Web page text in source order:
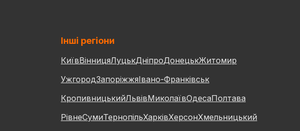
Інші регіони
КиївВінницяЛуцькДніпроДонецькЖитомир
УжгородЗапоріжжяІвано-Франківськ
КропивницькийЛьвівМиколаївОдесаПолтава
РівнеСумиТернопільХарківХерсонХмельницький